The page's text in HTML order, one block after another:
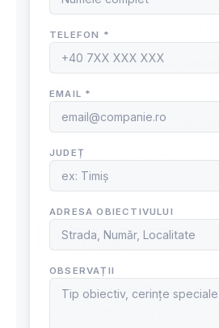
• Întocmirea scenariului de
incendiu
• Depunerea și urmărirea
• Obținerea avizului și
la incendiu
PROIECTARE,
SISTEME PSI
• Sisteme de detecție și